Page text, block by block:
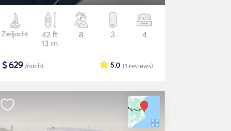
Zeiljacht
42 ft
13 m
8 3 4
$629/nacht (1 reviews)
5.0